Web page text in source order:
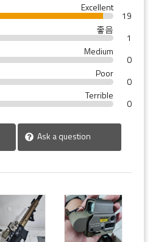
Excellent
19
좋음
1
Medium
0
Poor
0
Terrible
0
Ask a question